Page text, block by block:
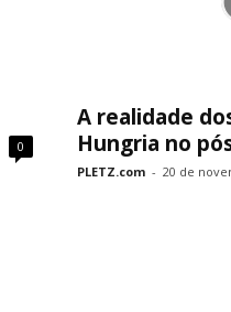
0
A realidade
Hungria no
PLETZ.com - 20 de